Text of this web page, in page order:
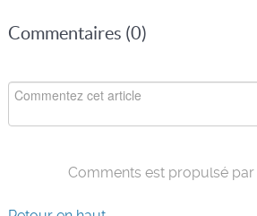
Commentaires (0)
Comments est propulsé par